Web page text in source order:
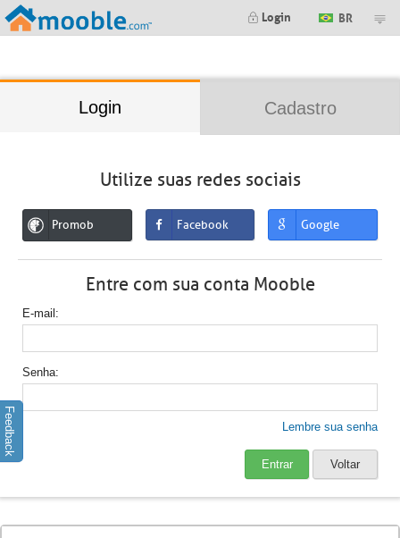
Login BR
Login Cadastro
Utilize suas redes sociais
Promob Facebook Google
Entre com sua conta Mooble
E-mail
Senha
Lembre sua senha
Entrar Voltar
Feedback